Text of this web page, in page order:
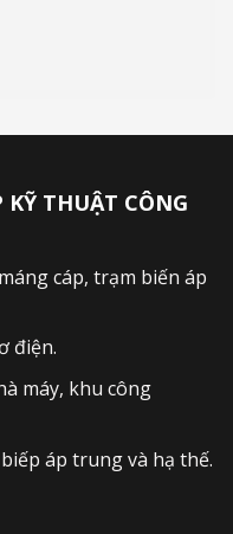
THUẬT CÔNG
máng cáp, trạm biến áp
điện.
máy, khu công
áp trung và hạ thế.